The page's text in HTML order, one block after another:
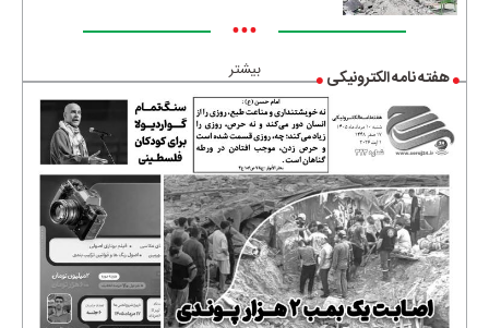
•••
بیشتر هفته نامه الکترونیکی